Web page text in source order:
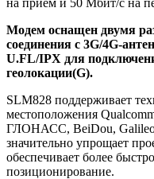
Модем оснащен двумя
соединения с 3G/4G-
U.FL/IPX для
геолокации(G).
SLM828 поддерживает
местоположения
ГЛОНАСС, BeiDou, Galileo
значительно упрощает
обеспечивает более
позиционирование.